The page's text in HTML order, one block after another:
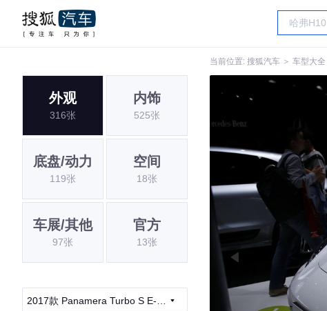
当前位置: 搜狐汽车 ＞ 车型大全
外观
316张
内饰
525张
底盘/动力
119张
空间
18张
车展/其他
97张
官方
13张
2017款 Panamera Turbo S E-